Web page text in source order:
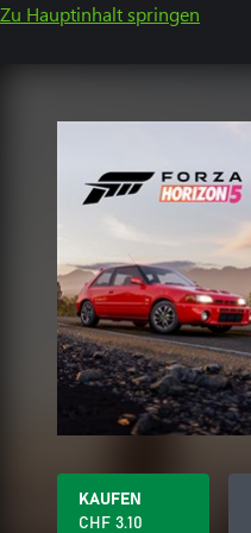
Zu Hauptinhalt springen
KAUFEN
CHF 3.10